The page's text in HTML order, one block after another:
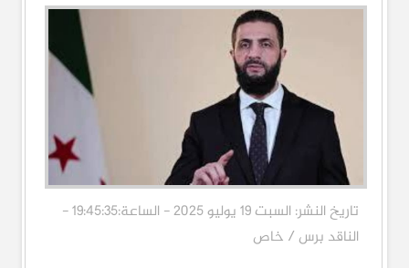
تاريخ النشر: السبت 19 يوليو 2025 - الساعة:19:45:35 -
الناقد برس / خاص